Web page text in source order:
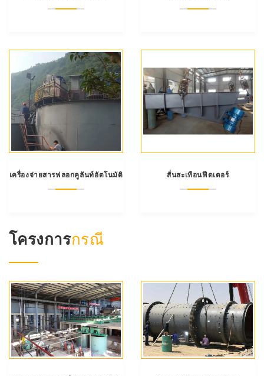
เครื่องจ่ายสารฟลอกคูลันท์อัตโนมัติ สั่นสะเทือนฟีดเดอร์
โครงการกรณี